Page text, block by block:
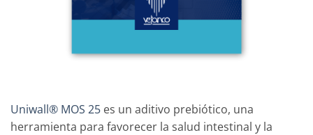
Uniwall® MOS 25 es un aditivo prebiótico, una
herramienta para favorecer la salud intestinal y la